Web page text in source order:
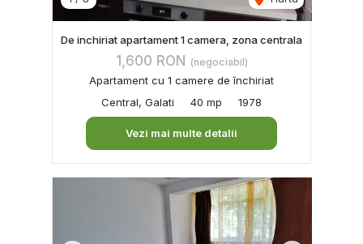
De inchiriat apartament 1 camera, zona centrala
1,600 RON (negociabil)
Apartament cu 1 camere de închiriat
Central, Galati
40 mp 1978
Vezi mai multe detalii